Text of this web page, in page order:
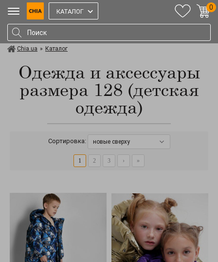
КАТАЛОГ
0
Chia.ua » Каталог
Одежда и аксессуары
размера 128 (детская
одежда)
Сортировка: новые сверху
1 2 3 › »